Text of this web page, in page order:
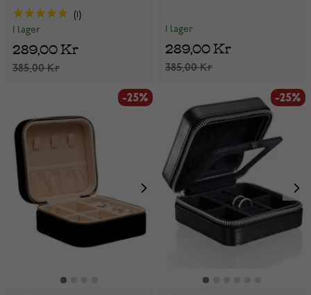
I lager
385,00 Kr
289,00 Kr
I lager
385,00 Kr
289,00 Kr
-25% -25%